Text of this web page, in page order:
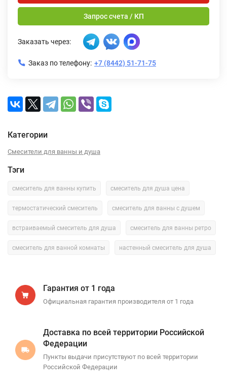
Запрос счета / КП
Заказать через:
Заказ по телефону: +7 (8442) 51-71-75
Категории
Смесители для ванны и душа
Тэги
смеситель для ванны купить смеситель для душа цена
термостатический смеситель смеситель для ванны с душем
встраиваемый смеситель для душа смеситель для ванны ретро
смеситель для ванной комнаты настенный смеситель для душа
Гарантия от 1 года
Официальная гарантия производителя от 1 года
Доставка по всей территории Российской
Федерации
Пункты выдачи присутствуют по всей территории
Российской Федерации